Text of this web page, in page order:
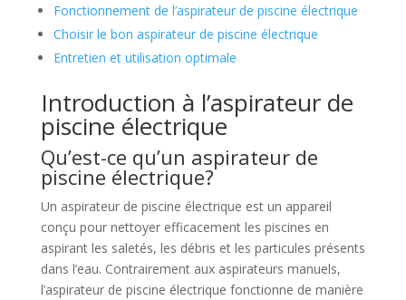
Fonctionnement de l’aspirateur de piscine électrique
Choisir le bon aspirateur de piscine électrique
Entretien et utilisation optimale
Introduction à l’aspirateur de
piscine électrique
Qu’est-ce qu’un aspirateur de
piscine électrique?
Un aspirateur de piscine électrique est un appareil
conçu pour nettoyer efficacement les piscines en
aspirant les saletés, les débris et les particules présents
dans l’eau. Contrairement aux aspirateurs manuels,
l’aspirateur de piscine électrique fonctionne de manière